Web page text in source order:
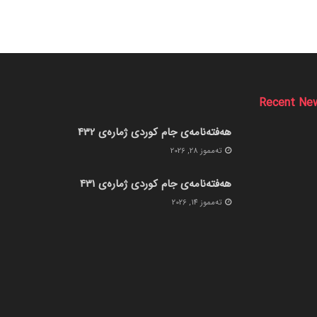
Recent
هەفتەنامەی جام کوردی ژمارەی 432
ته‌مموز 28, 2026
هەفتەنامەی جام کوردی ژمارەی 431
ته‌مموز 14, 2026